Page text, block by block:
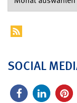
SOCIAL